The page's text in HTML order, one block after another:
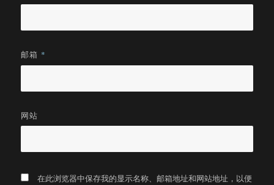
邮箱 *
网站
在此浏览器中保存我的显示名称、邮箱地址和网站地址，以便